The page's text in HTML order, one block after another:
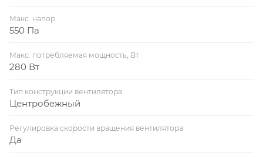
Макс. напор
550 Па
Макс. потребляемая мощность, Вт
280 Вт
Тип конструкции вентилятора
Центробежный
Регулировка скорости вращения вентилятора
Да